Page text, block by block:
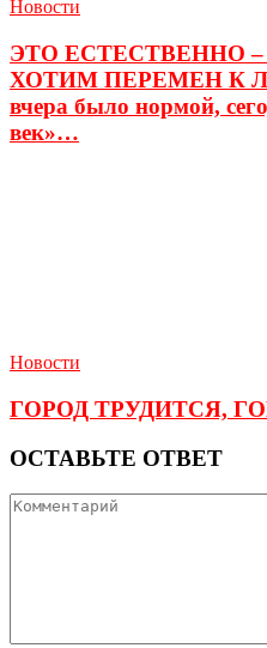
Новости
ЭТО ЕСТЕСТВЕННО
ХОТИМ ПЕРЕМЕН К
вчера было нормой,
век»…
Новости
ГОРОД ТРУДИТСЯ,
ОСТАВЬТЕ ОТВЕТ